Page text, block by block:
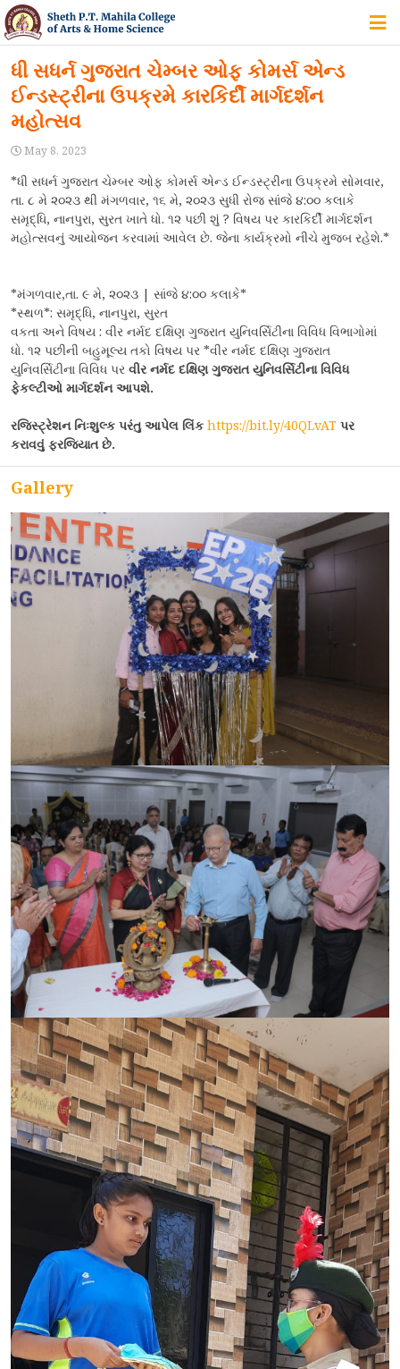
HOME
ABOUT US
IQAC
COURSES
ALUMNI
ACCREDITATION
NEWS & EVENTS
GALLERIES
360º VIRTUAL TOUR
VACANCY
CONTACT
FREE ONLINE COUNSELLING
ધી સધર્ન ગુજરાત ચેમ્બર ઓફ કોમર્સ એન્ડ
ઈન્ડસ્ટ્રીના ઉપક્રમે કારકિર્દી માર્ગદર્શન
મહોત્સવ
May 8, 2023
*ધી સધર્ન ગુજરાત ચેમ્બર ઓફ કોમર્સ એન્ડ ઈન્ડસ્ટ્રીના ઉપક્રમે સોમવાર,
તા. ૮ મે ૨૦૨૩ થી મંગળવાર, ૧૬ મે, ૨૦૨૩ સુધી રોજ સાંજે ૪:૦૦ કલાકે
સમૃદ્ધિ, નાનપુરા, સુરત ખાતે ધો. ૧૨ પછી શું ? વિષય પર કારકિર્દી માર્ગદર્શન
મહોત્સવનું આયોજન કરવામાં આવેલ છે. જેના કાર્યક્રમો નીચે મુજબ રહેશે.*
*મંગળવાર,તા. ૯ મે, ૨૦૨૩ | સાંજે ૪:૦૦ કલાકે*
*સ્થળ*: સમૃદ્ધિ, નાનપુરા, સુરત
વકતા અને વિષય : વીર નર્મદ દક્ષિણ ગુજરાત યુનિવર્સિટીના વિવિધ વિભાગોમાં
ધો. ૧૨ પછીની બહુમૂલ્ય તકો વિષય પર *વીર નર્મદ દક્ષિણ ગુજરાત
યુનિવર્સિટીના વિવિધ પર વીર નર્મદ દક્ષિણ ગુજરાત યુનિવર્સિટીના વિવિધ
ફેકલ્ટીઓ માર્ગદર્શન આપશે.
રજિસ્ટ્રેશન નિઃશુલ્ક પરંતુ આપેલ લિંક https://bit.ly/40QLvAT પર
કરાવવું ફરજિયાત છે.
Gallery